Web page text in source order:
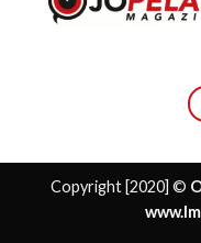
Copyright [2020] ©